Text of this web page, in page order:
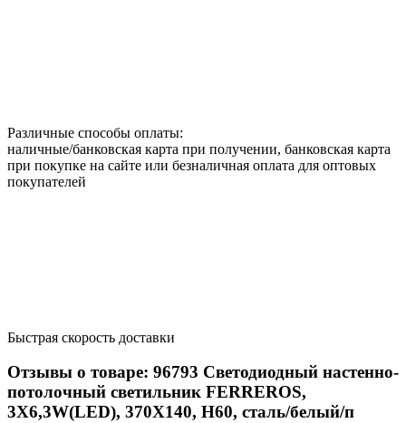
Различные способы оплаты:
наличные/банковская карта при получении, банковская карта
при покупке на сайте или безналичная оплата для оптовых
покупателей
Быстрая скорость доставки
Отзывы о товаре: 96793 Светодиодный настенно-
потолочный светильник FERREROS,
3X6,3W(LED), 370X140, H60, сталь/белый/п